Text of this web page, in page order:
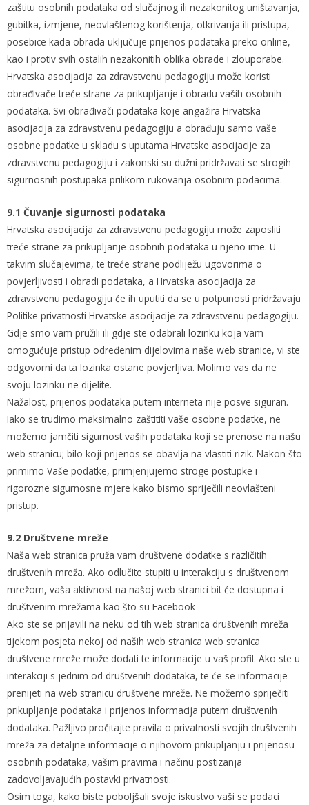
zaštitu osobnih podataka od slučajnog ili nezakonitog uništavanja,
gubitka, izmjene, neovlaštenog korištenja, otkrivanja ili pristupa,
posebice kada obrada uključuje prijenos podataka preko online,
kao i protiv svih ostalih nezakonitih oblika obrade i zlouporabe.
Hrvatska asocijacija za zdravstvenu pedagogiju može koristi
obrađivače treće strane za prikupljanje i obradu vaših osobnih
podataka. Svi obrađivači podataka koje angažira Hrvatska
asocijacija za zdravstvenu pedagogiju a obrađuju samo vaše
osobne podatke u skladu s uputama Hrvatske asocijacije za
zdravstvenu pedagogiju i zakonski su dužni pridržavati se strogih
sigurnosnih postupaka prilikom rukovanja osobnim podacima.
9.1 Čuvanje sigurnosti podataka
Hrvatska asocijacija za zdravstvenu pedagogiju može zaposliti
treće strane za prikupljanje osobnih podataka u njeno ime. U
takvim slučajevima, te treće strane podliježu ugovorima o
povjerljivosti i obradi podataka, a Hrvatska asocijacija za
zdravstvenu pedagogiju će ih uputiti da se u potpunosti pridržavaju
Politike privatnosti Hrvatske asocijacije za zdravstvenu pedagogiju.
Gdje smo vam pružili ili gdje ste odabrali lozinku koja vam
omogućuje pristup određenim dijelovima naše web stranice, vi ste
odgovorni da ta lozinka ostane povjerljiva. Molimo vas da ne
svoju lozinku ne dijelite.
Nažalost, prijenos podataka putem interneta nije posve siguran.
Iako se trudimo maksimalno zaštititi vaše osobne podatke, ne
možemo jamčiti sigurnost vaših podataka koji se prenose na našu
web stranicu; bilo koji prijenos se obavlja na vlastiti rizik. Nakon što
primimo Vaše podatke, primjenjujemo stroge postupke i
rigorozne sigurnosne mjere kako bismo spriječili neovlašteni
pristup.
9.2 Društvene mreže
Naša web stranica pruža vam društvene dodatke s različitih
društvenih mreža. Ako odlučite stupiti u interakciju s društvenom
mrežom, vaša aktivnost na našoj web stranici bit će dostupna i
društvenim mrežama kao što su Facebook
Ako ste se prijavili na neku od tih web stranica društvenih mreža
tijekom posjeta nekoj od naših web stranica web stranica
društvene mreže može dodati te informacije u vaš profil. Ako ste u
interakciji s jednim od društvenih dodataka, te će se informacije
prenijeti na web stranicu društvene mreže. Ne možemo spriječiti
prikupljanje podataka i prijenos informacija putem društvenih
dodataka. Pažljivo pročitajte pravila o privatnosti svojih društvenih
mreža za detaljne informacije o njihovom prikupljanju i prijenosu
osobnih podataka, vašim pravima i načinu postizanja
zadovoljavajućih postavki privatnosti.
Osim toga, kako biste poboljšali svoje iskustvo vaši se podaci